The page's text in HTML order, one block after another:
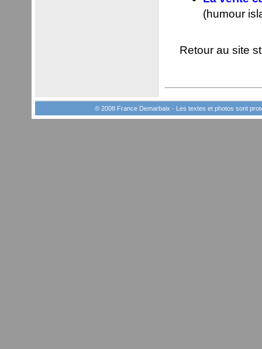
(humour
Retour au site
© 2008 France Demarbaix - Les textes et photos sont